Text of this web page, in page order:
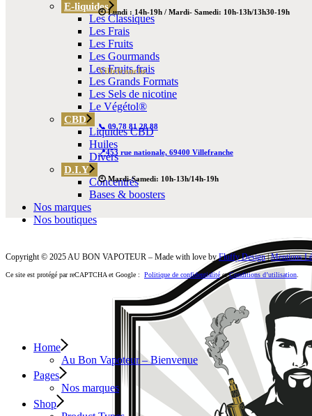
E-liquides
Les Classiques
Les Frais
Les Fruits
Les Gourmands
Les Fruits frais
Les Grands Formats
Les Sels de nicotine
Le Végétol®
CBD
Liquides CBD
Huiles
Divers
D.I.Y
Concentrés
Bases & boosters
Nos marques
Nos boutiques
🕙 Lundi : 14h-19h / Mardi- Samedi: 10h-13h/13h30-19h
Villefranche
📞 09 78 81 28 88
📍453 rue nationale, 69400 Villefranche
🕙 Mardi-Samedi: 10h-13h/14h-19h
Copyright © 2025 AU BON VAPOTEUR – Made with love byFluffy Design|Mentions
Ce site est protégé par reCAPTCHA et Google : Politique de confidentialitéetConditions d’utilisation
Home
Au Bon Vapoteur – Bienvenue
Pages
Nos marques
Shop